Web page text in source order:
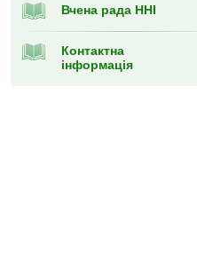
Вчена рада ННІ
Контактна
інформація